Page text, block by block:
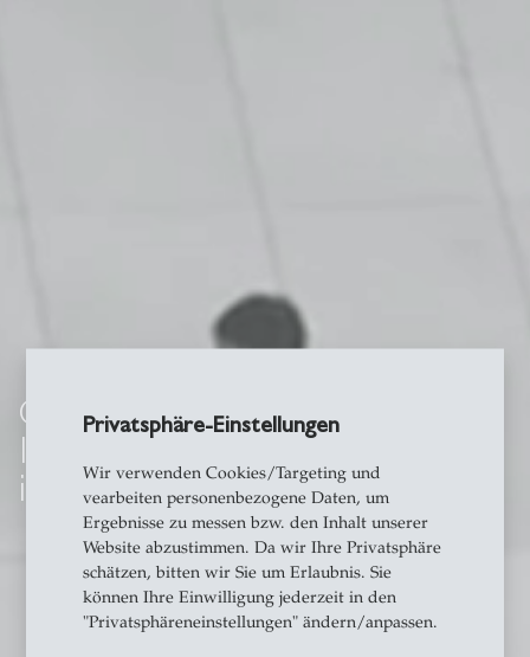
Privatsphäre-Einstellungen
Wir verwenden Cookies/Targeting und
vearbeiten personenbezogene Daten, um
Ergebnisse zu messen bzw. den Inhalt unserer
Website abzustimmen. Da wir Ihre Privatsphäre
schätzen, bitten wir Sie um Erlaubnis. Sie
können Ihre Einwilligung jederzeit in den
"Privatsphäreneinstellungen" ändern/anpassen.
Center for Leadership and
Innovation
in Society